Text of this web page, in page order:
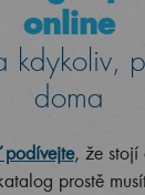
online
kdykoliv,
doma
podívejte, že stojí
prostě